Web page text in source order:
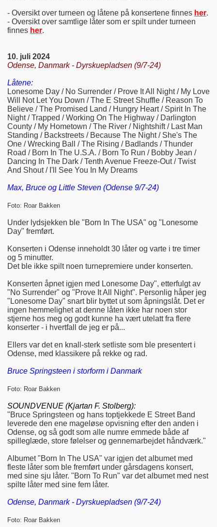
- Oversikt over turneen og låtene på konsertene finnes her.
- Oversikt over samtlige låter som er spilt under turneen
finnes her.
10. juli 2024
Odense, Danmark - Dyrskuepladsen (9/7-24)
Låtene:
Lonesome Day / No Surrender / Prove It All Night / My Love
Will Not Let You Down / The E Street Shuffle / Reason To
Believe / The Promised Land / Hungry Heart / Spirit In The
Night / Trapped / Working On The Highway / Darlington
County / My Hometown / The River / Nightshift / Last Man
Standing / Backstreets / Because The Night / She's The
One / Wrecking Ball / The Rising / Badlands / Thunder
Road / Born In The U.S.A. / Born To Run / Bobby Jean /
Dancing In The Dark / Tenth Avenue Freeze-Out / Twist
And Shout / I'll See You In My Dreams
Max, Bruce og Little Steven (Odense 9/7-24)
Foto: Roar Bakken
Under lydsjekken ble "Born In The USA" og "Lonesome
Day" fremført.
Konserten i Odense inneholdt 30 låter og varte i tre timer
og 5 minutter.
Det ble ikke spilt noen turnepremiere under konserten.
Konserten åpnet igjen med Lonesome Day", etterfulgt av
"No Surrender" og "Prove It All Night". Personlig håper jeg
"Lonesome Day" snart blir byttet ut som åpningslåt. Det er
ingen hemmelighet at denne låten ikke har noen stor
stjerne hos meg og godt kunne ha vært utelatt fra flere
konserter - i hvertfall de jeg er på...
Ellers var det en knall-sterk setliste som ble presentert i
Odense, med klassikere på rekke og rad.
Bruce Springsteen i storform i Danmark
Foto: Roar Bakken
SOUNDVENUE (Kjartan F. Stolberg):
"Bruce Springsteen og hans toptjekkede E Street Band
leverede den ene mageløse opvisning efter den anden i
Odense, og så godt som alle numre emmede både af
spilleglæde, store følelser og gennemarbejdet håndværk."
Albumet "Born In The USA" var igjen det albumet med
fleste låter som ble fremført under gårsdagens konsert,
med sine sju låter. "Born To Run" var det albumet med nest
spilte låter med sine fem låter.
Odense, Danmark - Dyrskuepladsen (9/7-24)
Foto: Roar Bakken